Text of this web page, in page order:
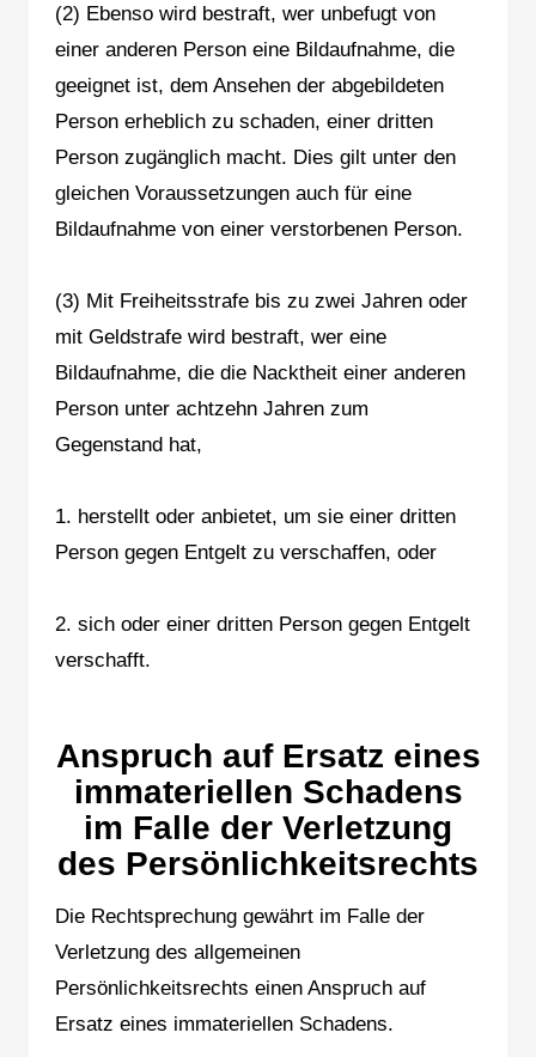
(2) Ebenso wird bestraft, wer unbefugt von
einer anderen Person eine Bildaufnahme, die
geeignet ist, dem Ansehen der abgebildeten
Person erheblich zu schaden, einer dritten
Person zugänglich macht. Dies gilt unter den
gleichen Voraussetzungen auch für eine
Bildaufnahme von einer verstorbenen Person.
(3) Mit Freiheitsstrafe bis zu zwei Jahren oder
mit Geldstrafe wird bestraft, wer eine
Bildaufnahme, die die Nacktheit einer anderen
Person unter achtzehn Jahren zum
Gegenstand hat,
1. herstellt oder anbietet, um sie einer dritten
Person gegen Entgelt zu verschaffen, oder
2. sich oder einer dritten Person gegen Entgelt
verschafft.
Anspruch auf Ersatz eines
immateriellen Schadens
im Falle der Verletzung
des Persönlichkeitsrechts
Die Rechtsprechung gewährt im Falle der
Verletzung des allgemeinen
Persönlichkeitsrechts einen Anspruch auf
Ersatz eines immateriellen Schadens.